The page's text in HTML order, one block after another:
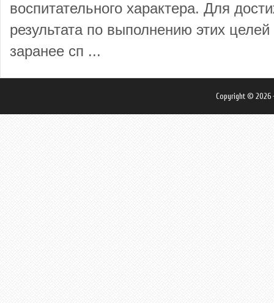
воспитательного характера. Для
результата по выполнению этих
заранее сп ...
Copyright © 2026